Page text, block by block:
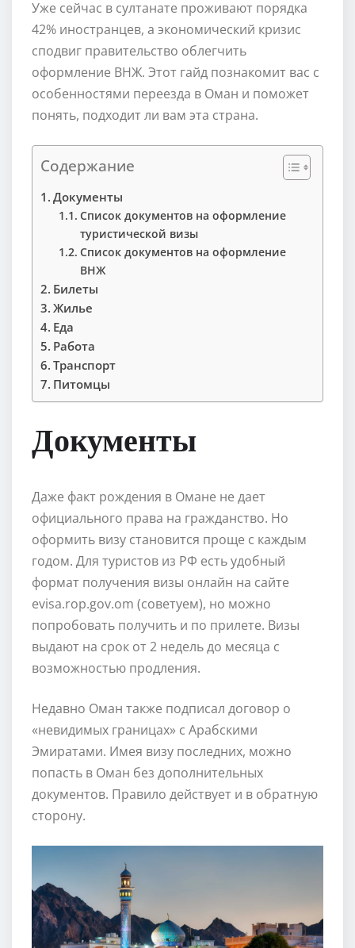
Уже сейчас в султанате проживают порядка
42% иностранцев, а экономический кризис
сподвиг правительство облегчить
оформление ВНЖ. Этот гайд познакомит вас с
особенностями переезда в Оман и поможет
понять, подходит ли вам эта страна.
Содержание
Документы
Список документов на оформление
туристической визы
Список документов на оформление
ВНЖ
Билеты
Жилье
Еда
Работа
Транспорт
Питомцы
Документы
Даже факт рождения в Омане не дает
официального права на гражданство. Но
оформить визу становится проще с каждым
годом. Для туристов из РФ есть удобный
формат получения визы онлайн на сайте
evisa.rop.gov.om (советуем), но можно
попробовать получить и по прилете. Визы
выдают на срок от 2 недель до месяца с
возможностью продления.
Недавно Оман также подписал договор о
«невидимых границах» с Арабскими
Эмиратами. Имея визу последних, можно
попасть в Оман без дополнительных
документов. Правило действует и в обратную
сторону.